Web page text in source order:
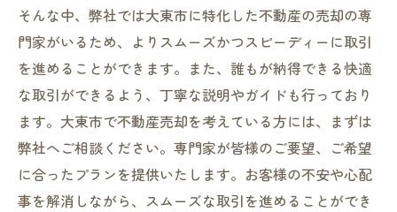
そんな中、弊社では大東市に特化した不動産の売却の専
門家がいるため、よりスムーズかつスピーディーに取引
を進めることができます。また、誰もが納得できる快適
な取引ができるよう、丁寧な説明やガイドも行っており
ます。大東市で不動産売却を考えている方には、まずは
弊社へご相談ください。専門家が皆様のご要望、ご希望
に合ったプランを提供いたします。お客様の不安や心配
事を解消しながら、スムーズな取引を進めることができ